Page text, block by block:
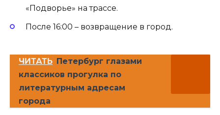
«Подворье» на трассе.
После 16:00 – возвращение в город.
ЧИТАТЬ Петербург глазами
классиков прогулка по
литературным адресам
города